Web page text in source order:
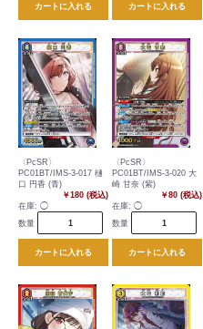
カートに入れる カートに入れる
〈PcSR〉
PC01BT/IMS-3-017 樋
口 円香 (青)
￥180 (税込)
在庫: ◯
数量
カートに入れる
〈PcSR〉
PC01BT/IMS-3-020 大
崎 甘奈 (紫)
￥80 (税込)
在庫: ◯
数量
カートに入れる